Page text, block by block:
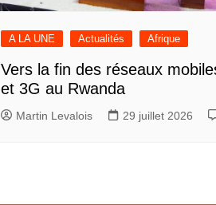
A LA UNE Actualités Afrique
Vers la fin des réseaux
et 3G au Rwanda
Martin Levalois 29 juillet 2026